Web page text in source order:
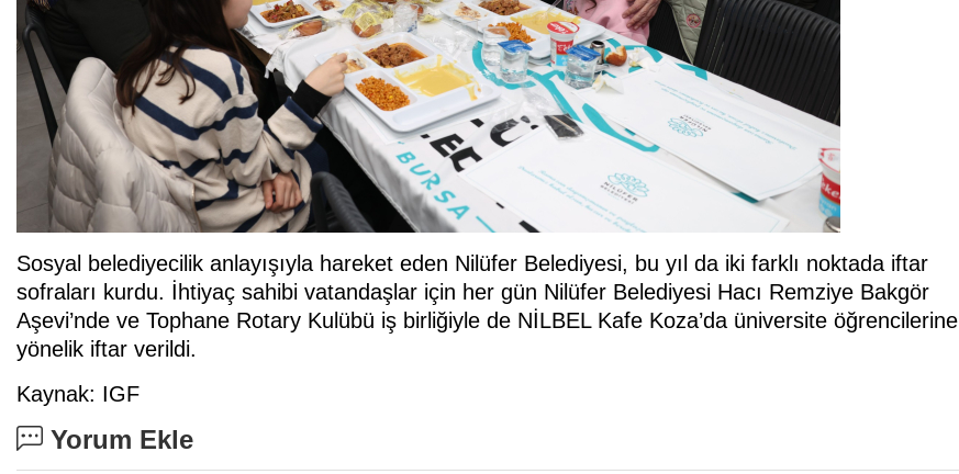
Sosyal belediyecilik anlayışıyla hareket eden Nilüfer Belediyesi, bu yıl da iki farklı noktada iftar
sofraları kurdu. İhtiyaç sahibi vatandaşlar için her gün Nilüfer Belediyesi Hacı Remziye Bakgör
Aşevi’nde ve Tophane Rotary Kulübü iş birliğiyle de NİLBEL Kafe Koza’da üniversite öğrencilerine
yönelik iftar verildi.
Kaynak: IGF
Yorum Ekle